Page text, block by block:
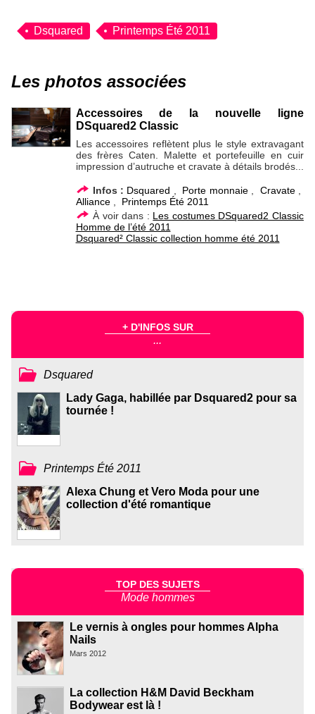
Dsquared Printemps Été 2011
Les photos associées
Accessoires de la nouvelle ligne
DSquared2 Classic
Les accessoires reflètent plus le style extravagant
des frères Caten. Malette et portefeuille en cuir
impression d’autruche et cravate à détails brodés...
Infos : Dsquared , Porte monnaie, Cravate,
Alliance, Printemps Été 2011
À voir dans : Les costumes DSquared2 Classic
Homme de l’été 2011
Dsquared² Classic collection homme été 2011
+ D'INFOS SUR
...
Dsquared
Lady Gaga, habillée par Dsquared2 pour sa
tournée !
Printemps Été 2011
Alexa Chung et Vero Moda pour une
collection d'été romantique
TOP DES SUJETS
Mode hommes
Le vernis à ongles pour hommes Alpha
Nails
Mars 2012
La collection H&M David Beckham
Bodywear est là !